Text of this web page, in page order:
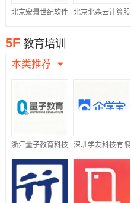
北京宏景世纪软件 北京北森云计算股
5F 教育培训
本类推荐
浙江量子教育科技
股份有限公司
深圳学友科技有限